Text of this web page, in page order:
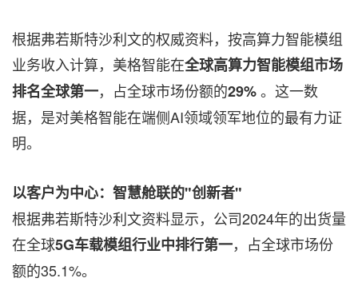
根据弗若斯特沙利文的权威资料，按高算力智能模组
业务收入计算，美格智能在全球高算力智能模组市场
排名全球第一，占全球市场份额的29%。这一数
据，是对美格智能在端侧AI领域领军地位的最有力证
明。
以客户为中心：智慧舱联的"创新者"
根据弗若斯特沙利文资料显示，公司2024年的出货量
在全球5G车载模组行业中排行第一，占全球市场份
额的35.1%。